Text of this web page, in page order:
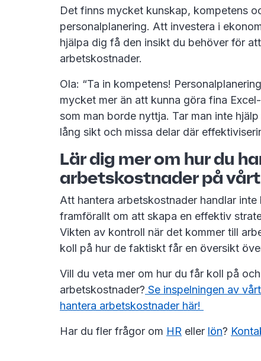
Det finns mycket kunskap, kompetens
personalplanering. Att investera i
hjälpa dig få den insikt du behöver för
arbetskostnader.
Ola: “Ta in kompetens!
mycket mer än att kunna göra fina
som man borde nyttja. Tar man inte
lång sikt och missa delar där
Lär dig mer om hur du
arbetskostnader på
Att hantera arbetskostnader handlar
framförallt om att skapa en effektiv
Vikten av kontroll när det kommer till
koll på hur de faktiskt får en översikt
Vill du veta mer om hur du får koll på
arbetskostnader? Se inspelningen av
hantera arbetskostnader här!
Har du fler frågor om HR eller lön?